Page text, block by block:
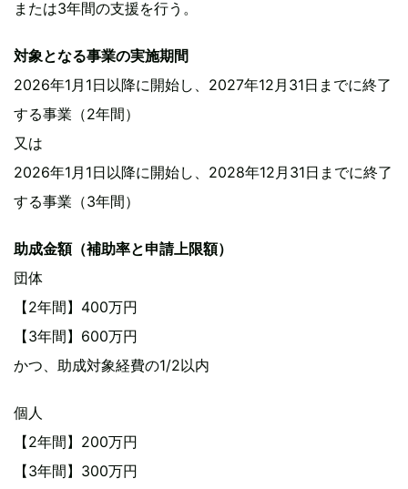
または3年間の支援を行う。
対象となる事業の実施期間
2026年1月1日以降に開始し、2027年12月31日までに終了
する事業（2年間）
又は
2026年1月1日以降に開始し、2028年12月31日までに終了
する事業（3年間）
助成金額（補助率と申請上限額）
団体
【2年間】400万円
【3年間】600万円
かつ、助成対象経費の1/2以内
個人
【2年間】200万円
【3年間】300万円